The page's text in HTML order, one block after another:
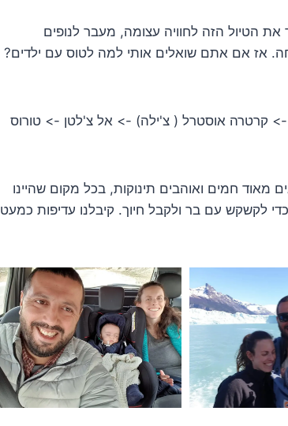
הטיול הזה לחוויה עצומה, מעבר לנופים
אז אם אתם שואלים אותי למה לטוס עם ילדים?
-> קרטרה אוסטרל ( צ'ילה) -> אל צ'לטן -> טורוס
מאוד חמים ואוהבים תינוקות, בכל מקום שהיינו
לקשקש עם בר ולקבל חיוך. קיבלנו עדיפות כמעט